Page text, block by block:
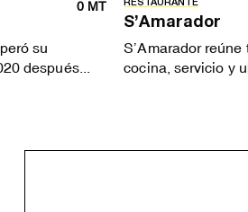
0 MT
su
después...
RESTAURANTE
S’Amarador
S’Amarador
cocina, servicio y